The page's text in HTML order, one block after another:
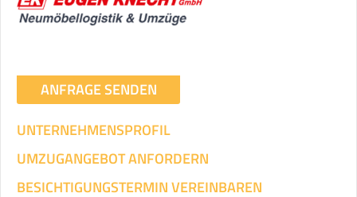
ANFRAGE SENDEN
UNTERNEHMENSPROFIL
UMZUGANGEBOT ANFORDERN
BESICHTIGUNGSTERMIN VEREINBAREN